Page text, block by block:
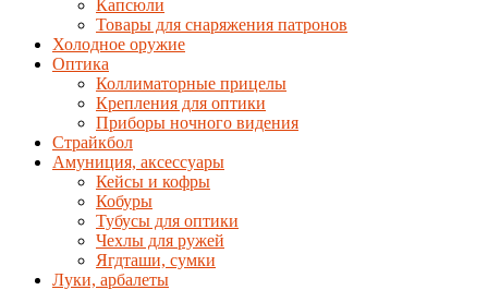
Капсюли
Товары для снаряжения патронов
Холодное оружие
Оптика
Коллиматорные прицелы
Крепления для оптики
Приборы ночного видения
Страйкбол
Амуниция, аксессуары
Кейсы и кофры
Кобуры
Тубусы для оптики
Чехлы для ружей
Ягдташи, сумки
Луки, арбалеты